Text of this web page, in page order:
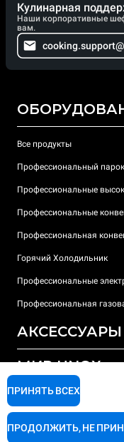
Кулинарная
Наши корпоративные
вам.
Все продукты
Профессиональный
Профессиональные
Профессиональные
Профессиональная
Горячий Холодильник
Профессиональные
Профессиональная
АКСЕССУАРЫ
Моющие средства для
Моющие средства для
Ионообменный фильтр
МИР UNOX
Наши офисы по всему
ПОДДЕРЖКА
Гарантия Unox
ПРИНЯТЬ ВСЕХ
ПРОДОЛЖИТЬ, НЕ